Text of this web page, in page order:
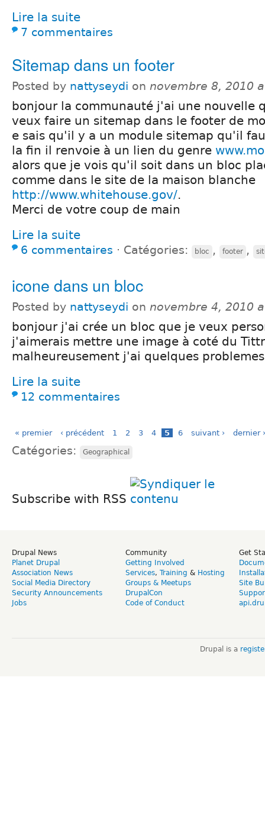
Lire la suite
7 commentaires
Sitemap dans un footer
Posted by nattyseydi on novembre 8, 2010
bonjour la communauté j'ai une nouvelle
veux faire un sitemap dans le footer de
e sais qu'il y a un module sitemap qu'il
la fin il renvoie à un lien du genre
alors que je vois qu'il soit dans un bloc
comme dans le site de la maison blanche
http://www.whitehouse.gov/.
Merci de votre coup de main
Lire la suite
6 commentaires ⋅ Catégories: bloc , footer ,
icone dans un bloc
Posted by nattyseydi on novembre 4, 2010
bonjour j'ai crée un bloc que je veux
j'aimerais mettre une image à coté du
malheureusement j'ai quelques
Lire la suite
12 commentaires
« premier ‹ précédent 1 2 3 4 5 6 suivant › dernier
Catégories: Geographical
Subscribe with RSS
Drupal News
Planet Drupal
Association News
Social Media Directory
Security Announcements
Jobs
Community
Getting Involved
Services, Training & Hosting
Groups & Meetups
DrupalCon
Code of Conduct
Get
Site
Drupal is a